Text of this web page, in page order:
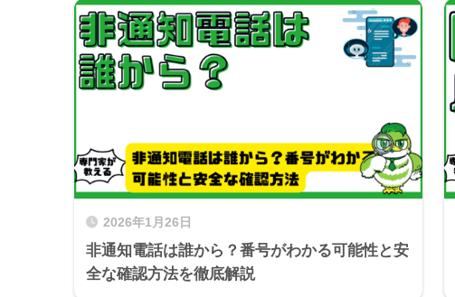
2026年1月26日
非通知電話は誰から？番号がわかる可能性と安
全な確認方法を徹底解説